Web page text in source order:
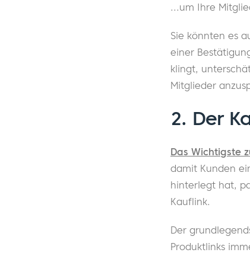
...um Ihre
Sie könnten es
einer
klingt,
Mitglieder
2. Der
Das Wichtigste
damit Kunden
hinterlegt hat,
Kauflink.
Der
Produktlinks